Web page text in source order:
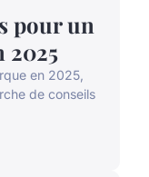
pour un
2025
en 2025,
de conseils